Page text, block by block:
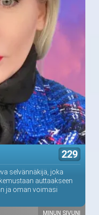
229
selvännäkijä, joka
auttaakseen
ja oman voimasi
MINUN SIVUNI